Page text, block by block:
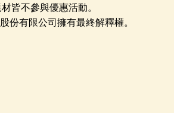
皆不參與優惠活動。
份有限公司擁有最終解釋權。